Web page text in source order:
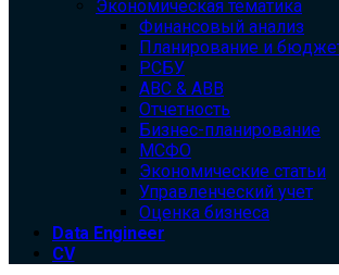
Экономическая тематика
Финансовый анализ
Планирование и
РСБУ
ABC & ABB
Отчетность
Бизнес-планирование
МСФО
Экономические статьи
Управленческий учет
Оценка бизнеса
Data Engineer
CV